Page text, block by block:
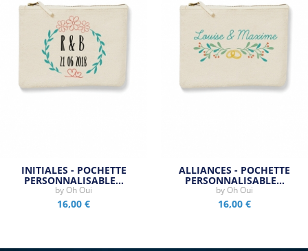
INITIALES - POCHETTE
PERSONNALISABLE…
by Oh Oui
16,00 €
ALLIANCES - POCHETTE
PERSONNALISABLE…
by Oh Oui
16,00 €